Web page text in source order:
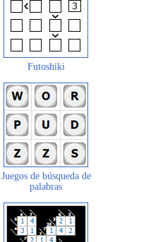
Futoshiki
Juegos de búsqueda de
palabras